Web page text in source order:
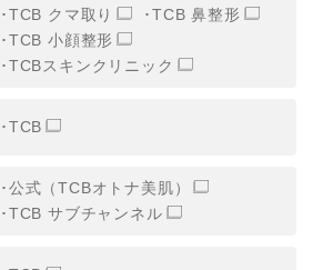
情報
の範囲
用目的
TCB クマ取り
TCB 鼻整形
TCB 小顔整形
TCBスキンクリニック
TCB
公式（TCBオトナ美肌）
TCB サブチャンネル